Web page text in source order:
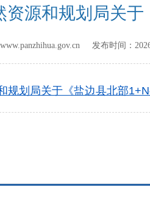
资源和规划局关
www.panzhihua.gov.cn 发布时间：
规划局关于《盐边县北部